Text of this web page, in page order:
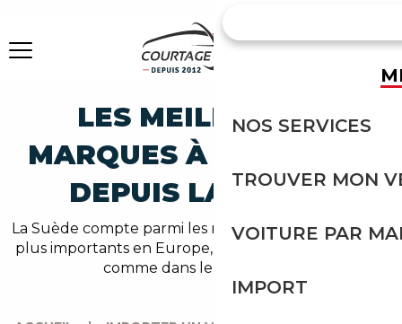
LES MEILLEURES
MARQUES À IMPORTER
DEPUIS LA SUÈDE
La Suède compte parmi les marchés de l'occasion les
plus importants en Europe, dans le haut de gamme
comme dans le généraliste.
NOS SERVICES
TROUVER MON
VOITURE PAR
IMPORT